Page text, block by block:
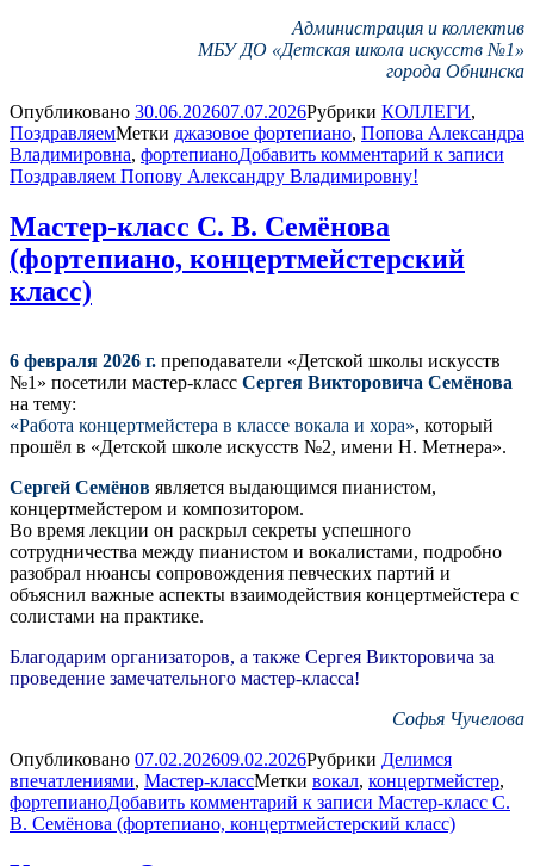
Администрация и коллектив
МБУ ДО «Детская школа искусств №1»
города Обнинска
Опубликовано 30.06.202607.07.2026Рубрики КОЛЛЕГИ,
ПоздравляемМетки джазовое фортепиано, Попова Александра
Владимировна, фортепианоДобавить комментарий к записи
Поздравляем Попову Александру Владимировну!
Мастер-класс С. В. Семёнова
(фортепиано, концертмейстерский
класс)
6 февраля 2026 г. преподаватели «Детской школы искусств
№1» посетили мастер-класс Сергея Викторовича Семёнова
на тему:
«Работа концертмейстера в классе вокала и хора», который
прошёл в «Детской школе искусств №2, имени Н. Метнера».
Сергей Семёнов является выдающимся пианистом,
концертмейстером и композитором.
Во время лекции он раскрыл секреты успешного
сотрудничества между пианистом и вокалистами, подробно
разобрал нюансы сопровождения певческих партий и
объяснил важные аспекты взаимодействия концертмейстера с
солистами на практике.
Благодарим организаторов, а также Сергея Викторовича за
проведение замечательного мастер-класса!
Софья Чучелова
Опубликовано 07.02.202609.02.2026Рубрики Делимся
впечатлениями, Мастер-классМетки вокал, концертмейстер,
фортепианоДобавить комментарий к записи Мастер-класс С.
В. Семёнова (фортепиано, концертмейстерский класс)